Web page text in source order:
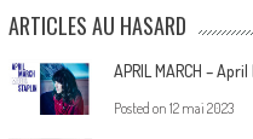
ARTICLES AU HASARD
APRIL MARCH –
Posted on 12 mai 2023